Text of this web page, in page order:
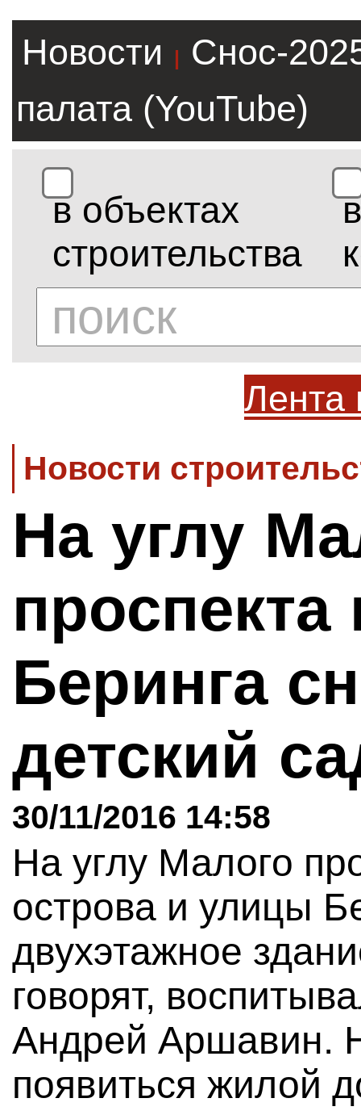
Новости |
Снос-
палата (YouTube)
в объектах
строительства
в
Лента
Новости
На углу
Беринга
детский
30/11/2016 14:58
На углу Малого
острова и улицы
двухэтажное
говорят,
Андрей Аршавин.
появиться жилой